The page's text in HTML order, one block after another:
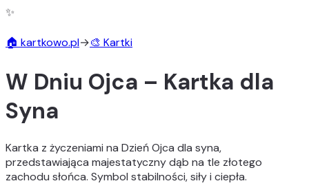
✨
🏠 kartkowo.pl→🎨 Kartki
W Dniu Ojca – Kartka dla
Syna
Kartka z życzeniami na Dzień Ojca dla syna,
przedstawiająca majestatyczny dąb na tle złotego
zachodu słońca. Symbol stabilności, siły i ciepła.